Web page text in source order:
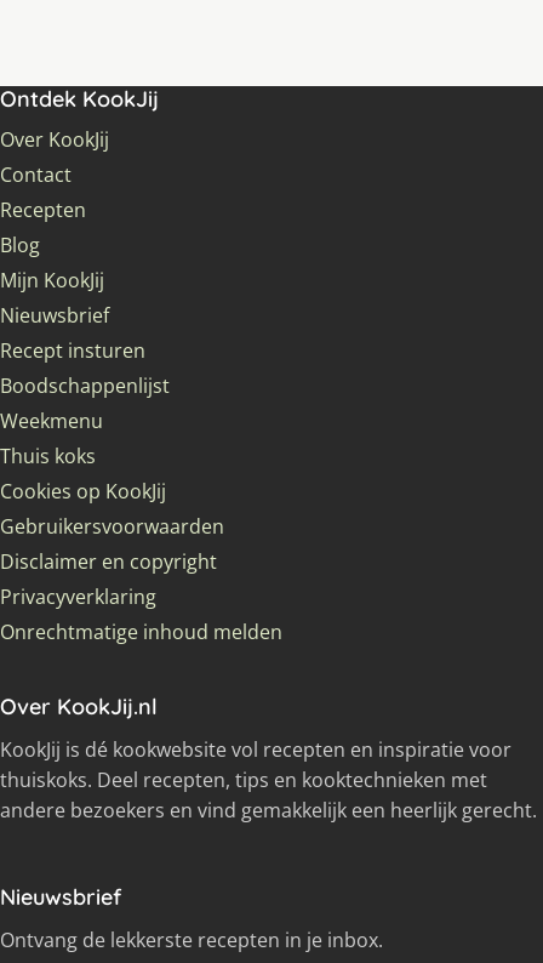
Ontdek KookJij
Over KookJij
Contact
Recepten
Blog
Mijn KookJij
Nieuwsbrief
Recept insturen
Boodschappenlijst
Weekmenu
Thuis koks
Cookies op KookJij
Gebruikersvoorwaarden
Disclaimer en copyright
Privacyverklaring
Onrechtmatige inhoud melden
Over KookJij.nl
KookJij is dé kookwebsite vol recepten en inspiratie voor
thuiskoks. Deel recepten, tips en kooktechnieken met
andere bezoekers en vind gemakkelijk een heerlijk gerecht.
Nieuwsbrief
Ontvang de lekkerste recepten in je inbox.